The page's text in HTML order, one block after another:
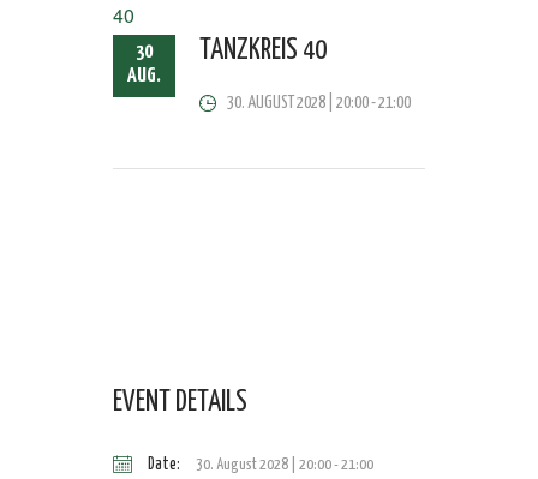
40
30
AUG.
TANZKREIS 40
30. AUGUST 2028 | 20:00-21:00
EVENT DETAILS
Date: 30. August 2028 | 20:00-21:00